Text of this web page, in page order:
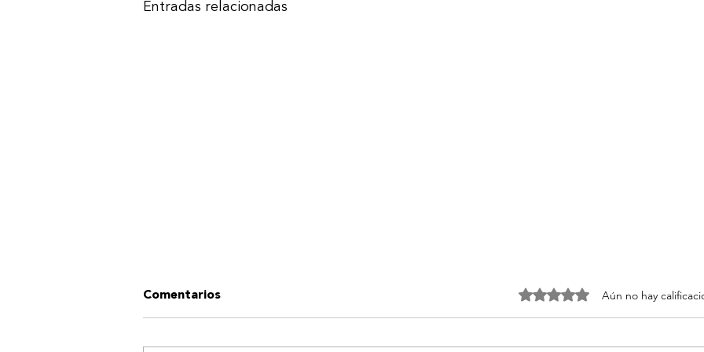
Entradas relacionadas
Comentarios Obtuvo 0 de 5 estrellas.Aún no hay